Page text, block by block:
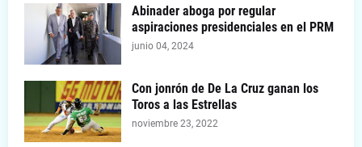
Abinader aboga por regular
aspiraciones presidenciales en el PRM
junio 04, 2024
Con jonrón de De La Cruz ganan los
Toros a las Estrellas
noviembre 23, 2022